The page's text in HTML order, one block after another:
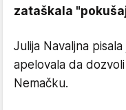
zataškala
Julija Navaljna
apelovala da
Nemačku.